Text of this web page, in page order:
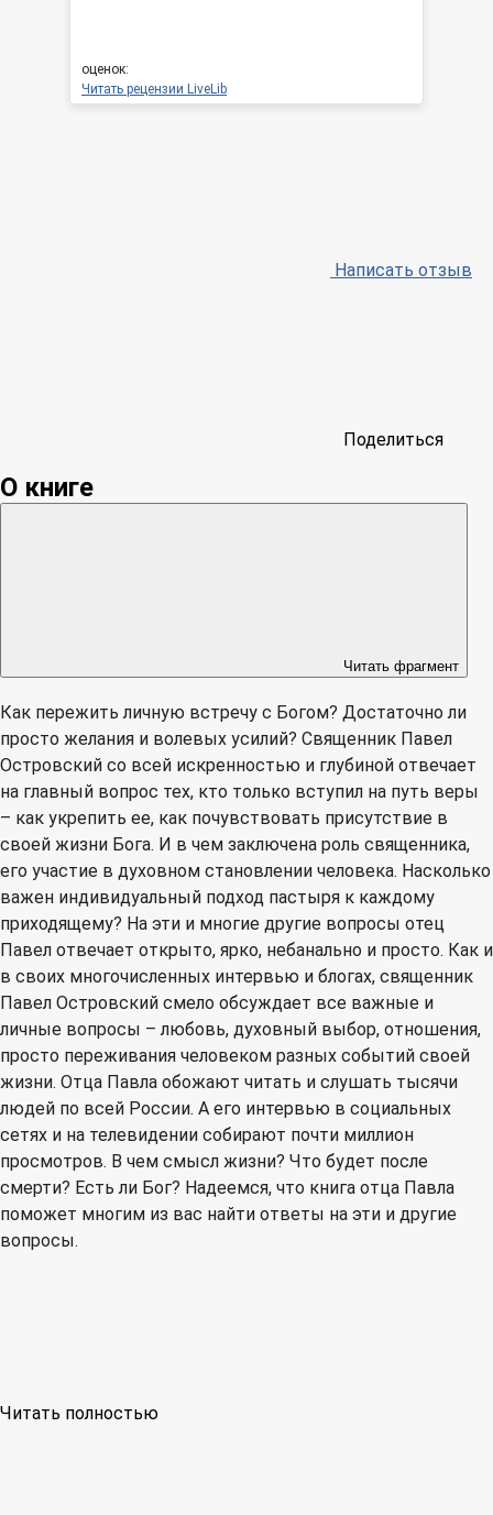
оценок:
Читать рецензии LiveLib
Написать отзыв
Поделиться
О книге
Читать фрагмент
Как пережить личную встречу с Богом? Достаточно ли
просто желания и волевых усилий? Священник Павел
Островский со всей искренностью и глубиной отвечает
на главный вопрос тех, кто только вступил на путь веры
– как укрепить ее, как почувствовать присутствие в
своей жизни Бога. И в чем заключена роль священника,
его участие в духовном становлении человека. Насколько
важен индивидуальный подход пастыря к каждому
приходящему? На эти и многие другие вопросы отец
Павел отвечает открыто, ярко, небанально и просто. Как и
в своих многочисленных интервью и блогах, священник
Павел Островский смело обсуждает все важные и
личные вопросы – любовь, духовный выбор, отношения,
просто переживания человеком разных событий своей
жизни. Отца Павла обожают читать и слушать тысячи
людей по всей России. А его интервью в социальных
сетях и на телевидении собирают почти миллион
просмотров. В чем смысл жизни? Что будет после
смерти? Есть ли Бог? Надеемся, что книга отца Павла
поможет многим из вас найти ответы на эти и другие
вопросы.
Читать полностью